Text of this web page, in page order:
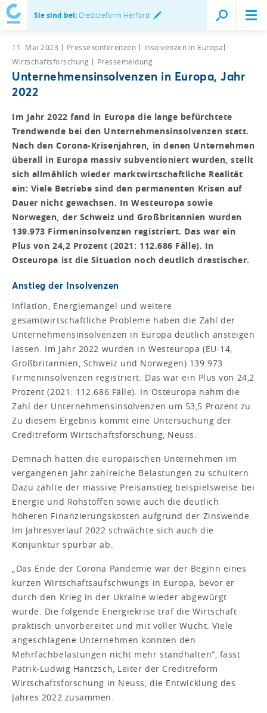
Sie sind bei:Creditreform Herford
11. Mai 2023 Pressekonferenzen
Insolvenzen in Europa
Wirtschaftsforschung
Pressemeldung
Unternehmensinsolvenzen in Europa, Jahr
2022
Im Jahr 2022 fand in Europa die lange befürchtete
Trendwende bei den Unternehmensinsolvenzen statt.
Nach den Corona-Krisenjahren, in denen Unternehmen
überall in Europa massiv subventioniert wurden, stellt
sich allmählich wieder marktwirtschaftliche Realität
ein: Viele Betriebe sind den permanenten Krisen auf
Dauer nicht gewachsen. In Westeuropa sowie
Norwegen, der Schweiz und Großbritannien wurden
139.973 Firmeninsolvenzen registriert. Das war ein
Plus von 24,2 Prozent (2021: 112.686 Fälle). In
Osteuropa ist die Situation noch deutlich drastischer.
Anstieg der Insolvenzen
Inflation, Energiemangel und weitere
gesamtwirtschaftliche Probleme haben die Zahl der
Unternehmensinsolvenzen in Europa deutlich ansteigen
lassen. Im Jahr 2022 wurden in Westeuropa (EU-14,
Großbritannien, Schweiz und Norwegen) 139.973
Firmeninsolvenzen registriert. Das war ein Plus von 24,2
Prozent (2021: 112.686 Fälle). In Osteuropa nahm die
Zahl der Unternehmensinsolvenzen um 53,5 Prozent zu.
Zu diesem Ergebnis kommt eine Untersuchung der
Creditreform Wirtschaftsforschung, Neuss.
Demnach hatten die europäischen Unternehmen im
vergangenen Jahr zahlreiche Belastungen zu schultern.
Dazu zählte der massive Preisanstieg beispielsweise bei
Energie und Rohstoffen sowie auch die deutlich
höheren Finanzierungskosten aufgrund der Zinswende.
Im Jahresverlauf 2022 schwächte sich auch die
Konjunktur spürbar ab.
„Das Ende der Corona Pandemie war der Beginn eines
kurzen Wirtschaftsaufschwungs in Europa, bevor er
durch den Krieg in der Ukraine wieder abgewürgt
wurde. Die folgende Energiekrise traf die Wirtschaft
praktisch unvorbereitet und mit voller Wucht. Viele
angeschlagene Unternehmen konnten den
Mehrfachbelastungen nicht mehr standhalten“, fasst
Patrik-Ludwig Hantzsch, Leiter der Creditreform
Wirtschaftsforschung in Neuss, die Entwicklung des
Jahres 2022 zusammen.